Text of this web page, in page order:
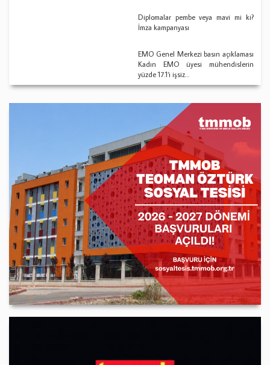
Diplomalar pembe veya mavi mi ki?
İmza kampanyası
EMO Genel Merkezi basın açıklaması
Kadın EMO üyesi mühendislerin
yüzde 17.1‘i işsiz…